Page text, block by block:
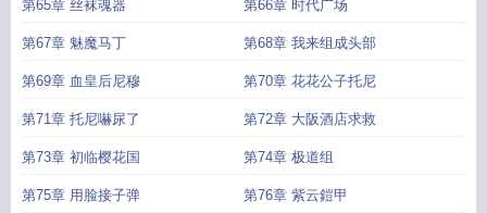
第65章 丝袜魂器 第66章 时代广场
第67章 魅魔马丁 第68章 我来组成头部
第69章 血皇后尼穆 第70章 花花公子托尼
第71章 托尼嚇尿了 第72章 大阪酒店求救
第73章 初临樱花国 第74章 极道组
第75章 用脸接子弹 第76章 紫云鎧甲